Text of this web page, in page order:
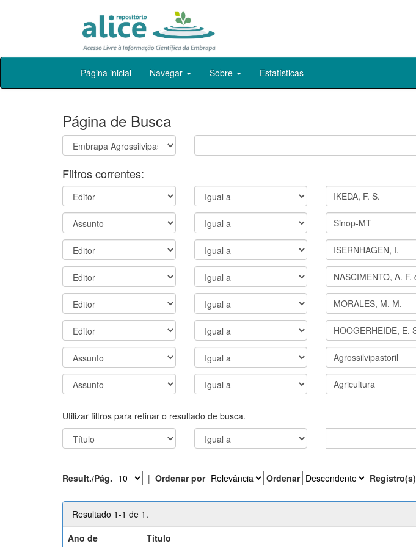
Skip
Página inicial Navegar Sobre Estatísticas
Página de Busca
Filtros correntes:
Utilizar filtros para refinar o resultado de busca.
Result./Pág. | Ordenar por Ordenar Registro(s)
Resultado 1-1 de 1.
Ano de
Título